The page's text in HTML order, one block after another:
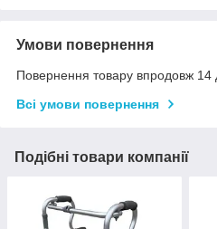
Умови повернення
Повернення товару впродовж 14
Всі умови повернення
Подібні товари компанії